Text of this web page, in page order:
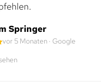
Springer
vor 5 Monaten · Google